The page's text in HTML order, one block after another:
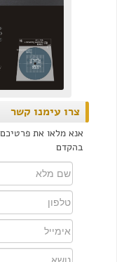
צרו עימנו קשר
אנא מלאו את פרטיכם
בהקדם